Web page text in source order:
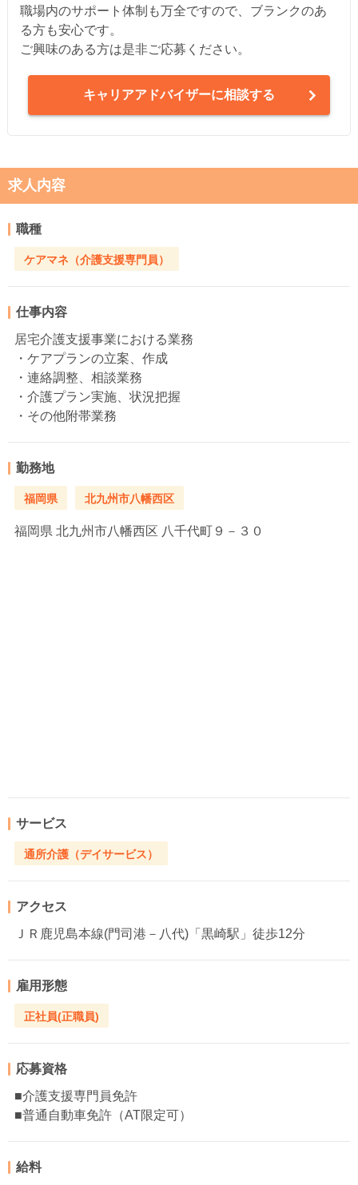
職場内のサポート体制も万全ですので、ブランクのあ
る方も安心です。
ご興味のある方は是非ご応募ください。
キャリアアドバイザーに相談する
求人内容
職種
ケアマネ（介護支援専門員）
仕事内容
居宅介護支援事業における業務
・ケアプランの立案、作成
・連絡調整、相談業務
・介護プラン実施、状況把握
・その他附帯業務
勤務地
福岡県 北九州市八幡西区
福岡県 北九州市八幡西区 八千代町９－３０
サービス
通所介護（デイサービス）
アクセス
ＪＲ鹿児島本線(門司港－八代)「黒崎駅」徒歩12分
雇用形態
正社員(正職員)
応募資格
■介護支援専門員免許
■普通自動車免許（AT限定可）
給料